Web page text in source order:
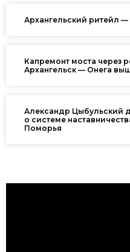
Архангельский ритейл
Капремонт моста через
Архангельск — Онега
Александр Цыбульский
о системе
Поморья